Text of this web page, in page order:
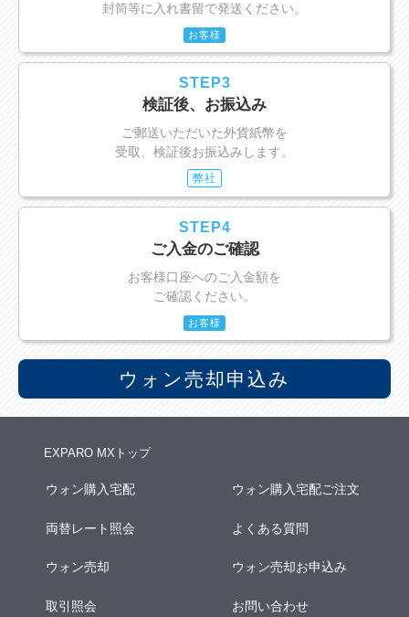
封筒等に入れ書留で発送ください。
お客様
STEP3
検証後、お振込み
ご郵送いただいた外貨紙幣を
受取、検証後お振込みします。
弊社
STEP4
ご入金のご確認
お客様口座へのご入金額を
ご確認ください。
お客様
ウォン売却申込み
EXPARO MXトップ
ウォン購入宅配 ウォン購入宅配ご注文
両替レート照会 よくある質問
ウォン売却 ウォン売却お申込み
取引照会 お問い合わせ